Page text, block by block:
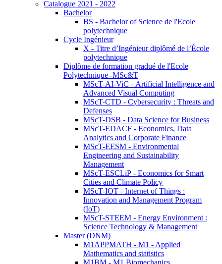
Catalogue 2021 - 2022
Bachelor
BS - Bachelor of Science de l'Ecole
polytechnique
Cycle Ingénieur
X - Titre d’Ingénieur diplômé de l’École
polytechnique
Diplôme de formation gradué de l'Ecole
Polytechnique -MSc&T
MScT-AI-ViC - Artificial Intelligence and
Advanced Visual Computing
MScT-CTD - Cybersecurity : Threats and
Defenses
MScT-DSB - Data Science for Business
MScT-EDACF - Economics, Data
Analytics and Corporate Finance
MScT-EESM - Environmental
Engineering and Sustainability
Management
MScT-ESCLiP - Economics for Smart
Cities and Climate Policy
MScT-IOT - Internet of Things :
Innovation and Management Program
(IoT)
MScT-STEEM - Energy Environment :
Science Technology & Management
Master (DNM)
M1APPMATH - M1 - Applied
Mathematics and statistics
M1BM - M1 Biomechanics